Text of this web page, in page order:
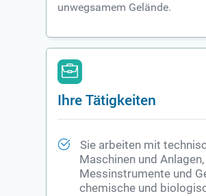
unwegsamem Gelände.
Ihre Tätigkeiten
Sie arbeiten mit
Maschinen und
Messinstrumente und
chemische und